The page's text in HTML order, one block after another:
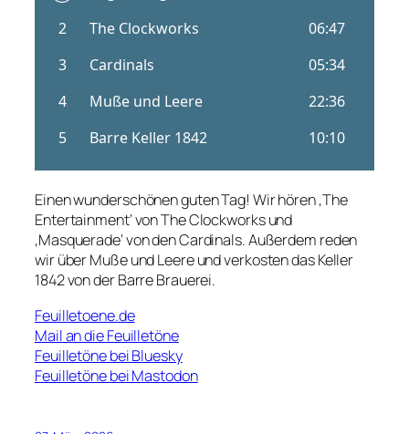
Einen wunderschönen guten Tag! Wir hören ‚The
Entertainment‘ von The Clockworks und
‚Masquerade‘ von den Cardinals. Außerdem reden
wir über Muße und Leere und verkosten das Keller
1842 von der Barre Brauerei.
Feuilletoene.de
Mail an die Feuilletöne
Feuilletöne bei Bluesky
Feuilletöne bei Mastodon